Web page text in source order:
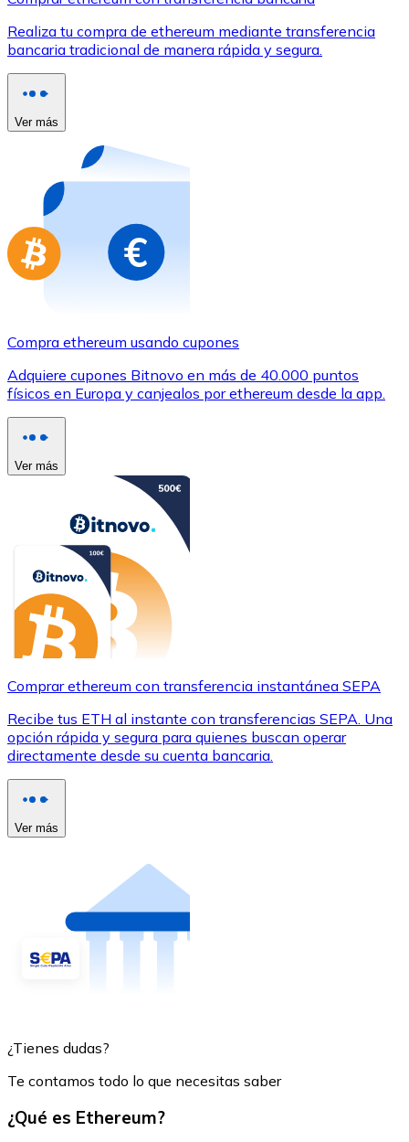
Comprar con tarjeta
Tienda - Tarjetas regalo
Nuevo
Compra tarjetas regalo de tus marcas favoritas con
Ir a la tienda de tarjetas regalo
Realiza tu compra de ethereum mediante transferencia
bancaria tradicional de manera rápida y segura.
Ver más
Compra ethereum usando cupones
Adquiere cupones Bitnovo en más de 40.000 puntos
físicos en Europa y canjealos por ethereum desde la app.
Ver más
Comprar ethereum con transferencia instantánea SEPA
Recibe tus ETH al instante con transferencias SEPA. Una
opción rápida y segura para quienes buscan operar
directamente desde su cuenta bancaria.
Ver más
¿Tienes dudas?
Te contamos todo lo que necesitas saber
¿Qué es Ethereum?